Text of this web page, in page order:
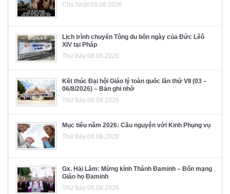
Chủ Nhật 09.08.2026
Lịch trình chuyến Tông du bốn ngày của Đức Lêô
XIV tại Pháp
Thứ Bảy 08.08.2026
Kết thúc Đại hội Giáo lý toàn quốc lần thứ VII (03 –
06/8/2026) – Bản ghi nhớ
Thứ Bảy 08.08.2026
Mục tiêu năm 2026: Cầu nguyện với Kinh Phụng vụ
Thứ Bảy 08.08.2026
Gx. Hải Lâm: Mừng kính Thánh Đaminh – Bổn mạng
Giáo họ Đaminh
Thứ Bảy 08.08.2026